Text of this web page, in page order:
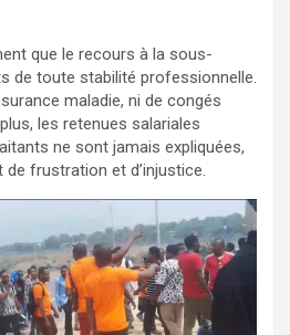
que le recours à la sous-
de toute stabilité professionnelle.
maladie, ni de congés
les retenues salariales
ne sont jamais expliquées,
frustration et d’injustice.